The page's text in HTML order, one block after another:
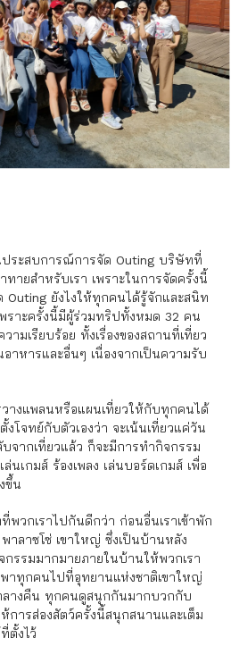
ประสบการณ์การจัด Outing บริษัทที่
ทายสำหรับเรา เพราะในการจัดครั้งนี้
Outing ยังไงให้ทุกคนได้รู้จักและสนิท
ราะครั้งนี้มีผู้ร่วมทริปทั้งหมด 32 คน
ามเรียบร้อย ทั้งเรื่องของสถานที่เที่ยว
อาหารและอื่นๆ เนื่องจากเป็นความรับ
างแพลนหรือแผนเที่ยวให้กับทุกคนได้
งโจทย์กับตัวเองว่า จะเน้นเที่ยวแค่วัน
จากเที่ยวแล้ว ก็จะมีการทำกิจกรรม
นเกมส์ ร้องเพลง เล่นบอร์ดเกมส์ เพื่อ
ขึ้น
พวกเราไปกันดีกว่า ก่อนอื่นเราเข้าพัก
ลาซโซ่ เขาใหญ่ ซึ่งเป็นบ้านหลัง
รรมมากมายภายในบ้านให้พวกเรา
พาทุกคนไปที่อุทยานแห่งชาติเขาใหญ่
ลางคืน ทุกคนดูสนุกกันมากบวกกับ
การส่องสัตว์ครั้งนี้สนุกสนานและเต็ม
ตั้งไว้